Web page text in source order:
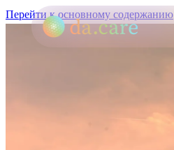
Перейти к основному содержанию